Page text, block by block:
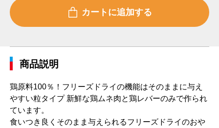
商品説明
鶏原料100％！フリーズドライの機能はそのままに与え
やすい粒タイプ 新鮮な鶏ムネ肉と鶏レバーのみで作られ
ています。
食いつき良くそのまま与えられるフリーズドライのおや